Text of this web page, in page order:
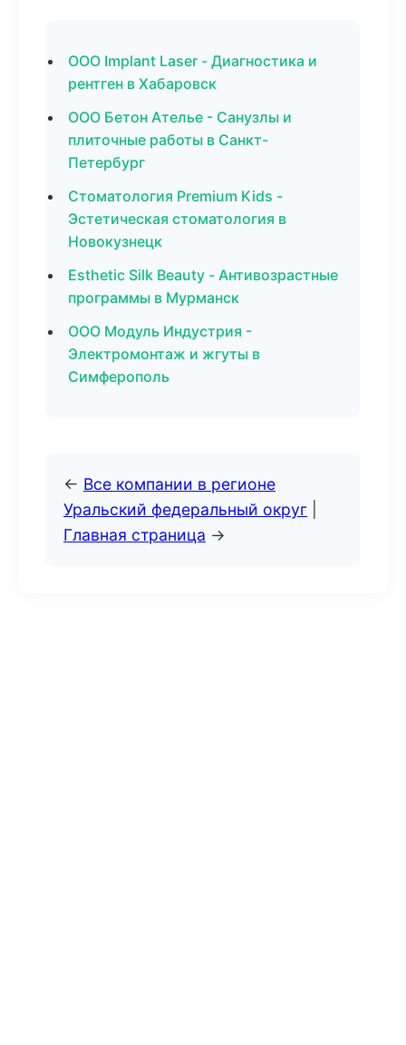
ООО Implant Laser - Диагностика и
рентген в Хабаровск
ООО Бетон Ателье - Санузлы и
плиточные работы в Санкт-
Петербург
Стоматология Premium Kids -
Эстетическая стоматология в
Новокузнецк
Esthetic Silk Beauty - Антивозрастные
программы в Мурманск
ООО Модуль Индустрия -
Электромонтаж и жгуты в
Симферополь
← Все компании в регионе
Уральский федеральный округ
Главная страница →